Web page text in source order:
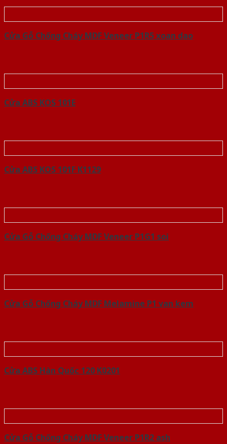
Cửa Gỗ Chống Cháy MDF Veneer P1R5 xoan dao
Cửa ABS KOS 101E
Cửa ABS KOS 101F K1129
Cửa Gỗ Chống Cháy MDF Veneer P1G1 soi
Cửa Gỗ Chống Cháy MDF Melamine P1 van kem
Cửa ABS Hàn Quốc 120 K0201
Cửa Gỗ Chống Cháy MDF Veneer P1R2 ash